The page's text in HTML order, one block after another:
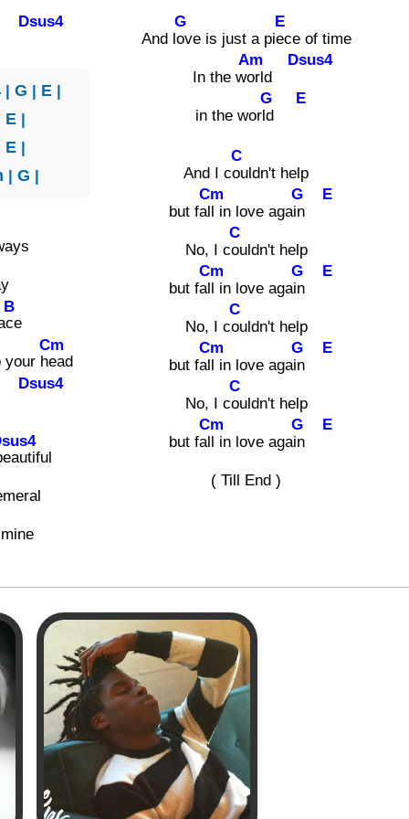
Dsus4
| G | E|
E|
E|
| G |
B
ce
your h
Cm
ead
Dsus4
eautiful
And l
G
ove is just a pi
E
ece of time
In the w
Am
orld
Dsus4
in the wor
G
ld
E
And I c
C
ouldn't help
but fa
Cm
ll in love aga
G
in
E
No, I c
C
ouldn't help
but fa
Cm
ll in love aga
G
in
E
No, I c
C
ouldn't help
but fa
Cm
ll in love aga
G
in
E
No, I c
C
ouldn't help
but fa
Cm
ll in love aga
G
in
E
( Till End )